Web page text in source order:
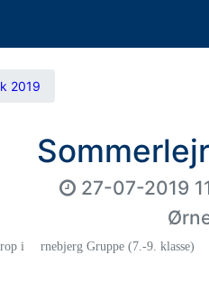
2019
27-07-2019
i Ørnebjerg Gruppe (7.-9. klasse)